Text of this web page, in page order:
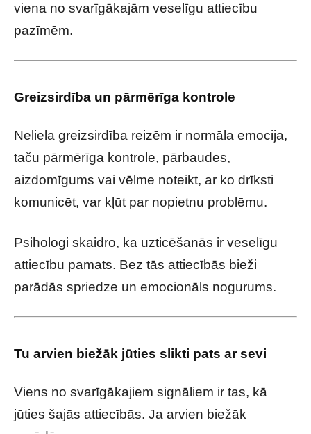
viena no svarīgākajām veselīgu attiecību
pazīmēm.
Greizsirdība un pārmērīga kontrole
Neliela greizsirdība reizēm ir normāla emocija,
taču pārmērīga kontrole, pārbaudes,
aizdomīgums vai vēlme noteikt, ar ko drīksti
komunicēt, var kļūt par nopietnu problēmu.
Psihologi skaidro, ka uzticēšanās ir veselīgu
attiecību pamats. Bez tās attiecībās bieži
parādās spriedze un emocionāls nogurums.
Tu arvien biežāk jūties slikti pats ar sevi
Viens no svarīgākajiem signāliem ir tas, kā
jūties šajās attiecībās. Ja arvien biežāk